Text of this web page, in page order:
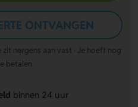
ONTVANGEN
zit nergens aan vast · Je hoeft nog
betalen
binnen 24 uur